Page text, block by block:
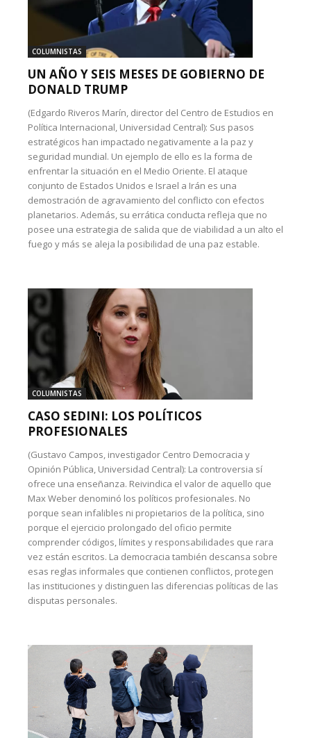
COLUMNISTAS
UN AÑO Y SEIS MESES DE GOBIERNO DE
DONALD TRUMP
(Edgardo Riveros Marín, director del Centro de Estudios en
Política Internacional, Universidad Central): Sus pasos
estratégicos han impactado negativamente a la paz y
seguridad mundial. Un ejemplo de ello es la forma de
enfrentar la situación en el Medio Oriente. El ataque
conjunto de Estados Unidos e Israel a Irán es una
demostración de agravamiento del conflicto con efectos
planetarios. Además, su errática conducta refleja que no
posee una estrategia de salida que de viabilidad a un alto el
fuego y más se aleja la posibilidad de una paz estable.
COLUMNISTAS
CASO SEDINI: LOS POLÍTICOS
PROFESIONALES
(Gustavo Campos, investigador Centro Democracia y
Opinión Pública, Universidad Central): La controversia sí
ofrece una enseñanza. Reivindica el valor de aquello que
Max Weber denominó los políticos profesionales. No
porque sean infalibles ni propietarios de la política, sino
porque el ejercicio prolongado del oficio permite
comprender códigos, límites y responsabilidades que rara
vez están escritos. La democracia también descansa sobre
esas reglas informales que contienen conflictos, protegen
las instituciones y distinguen las diferencias políticas de las
disputas personales.